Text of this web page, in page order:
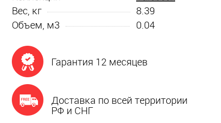
Вес, кг
8.39
Объем, м3
0.04
Гарантия 12 месяцев
Доставка по всей территории
РФ и СНГ